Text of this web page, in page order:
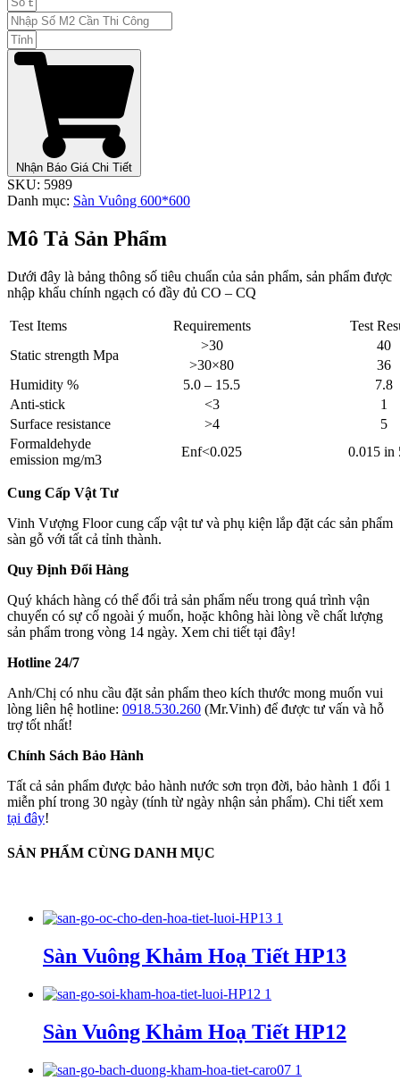
Nhận Báo Giá Chi Tiết
SKU: 5989
Danh mục: Sàn Vuông 600*600
Mô Tả Sản Phẩm
Dưới đây là bảng thông số tiêu chuẩn của sản phẩm, sản phẩm được
nhập khẩu chính ngạch có đầy đủ CO – CQ
Test Items Requirements
Test
Static strength Mpa
>30
40
>30×80
36
Humidity %
5.0 – 15.5
7.8
Anti-stick
<3
1
Surface resistance
>4
5
Formaldehyde
emission mg/m3
Enf<0.025 0.015 in
Cung Cấp Vật Tư
Vinh Vượng Floor cung cấp vật tư và phụ kiện lắp đặt các sản phẩm
sàn gỗ với tất cả tỉnh thành.
Quy Định Đổi Hàng
Quý khách hàng có thể đổi trả sản phẩm nếu trong quá trình vận
chuyển có sự cố ngoài ý muốn, hoặc không hài lòng về chất lượng
sản phẩm trong vòng 14 ngày. Xem chi tiết tại đây!
Hotline 24/7
Anh/Chị có nhu cầu đặt sản phẩm theo kích thước mong muốn vui
lòng liên hệ hotline: 0918.530.260 (Mr.Vinh) để được tư vấn và hỗ
trợ tốt nhất!
Chính Sách Bảo Hành
Tất cả sản phẩm được bảo hành nước sơn trọn đời, bảo hành 1 đổi 1
miễn phí trong 30 ngày (tính từ ngày nhận sản phẩm). Chi tiết xem
tại đây!
SẢN PHẨM CÙNG DANH MỤC
Sàn Vuông Khảm Hoạ Tiết HP13
Sàn Vuông Khảm Hoạ Tiết HP12